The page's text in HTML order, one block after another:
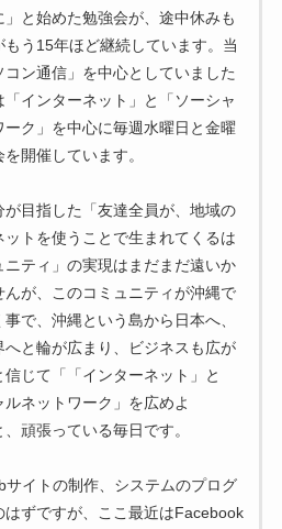
」と始めた勉強会が、途中休みも
もう15年ほど継続しています。当
コン通信」を中心としていました
「インターネット」と「ソーシャ
ーク」を中心に毎週水曜日と金曜
開催しています。
が目指した「友達全員が、地域の
ットを使うことで生まれてくるは
ニティ」の実現はまだまだ遠いか
んが、このコミュニティが沖縄で
で、沖縄という島から日本へ、
へと輪が広まり、ビジネスも広が
信じて「「インターネット」と
ルネットワーク」を広めよ
、頑張っている毎日です。
サイトの制作、システムのプログ
はずですが、ここ最近はFacebook